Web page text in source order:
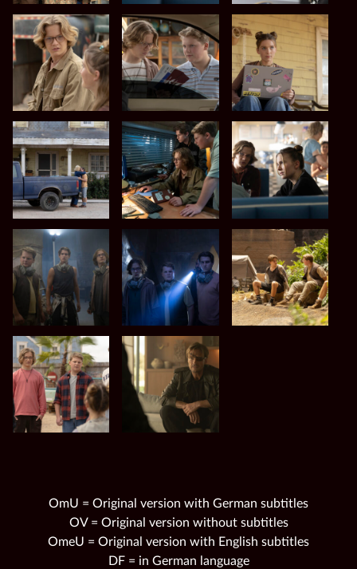
OmU = Original version with German subtitles
OV = Original version without subtitles
OmeU = Original version with English subtitles
DF = in German language